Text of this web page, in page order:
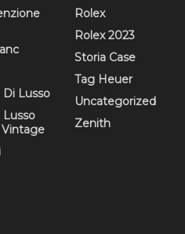
Di Lusso
Lusso
Vintage
Rolex
Rolex 2023
Storia Case
Tag Heuer
Uncategorized
Zenith